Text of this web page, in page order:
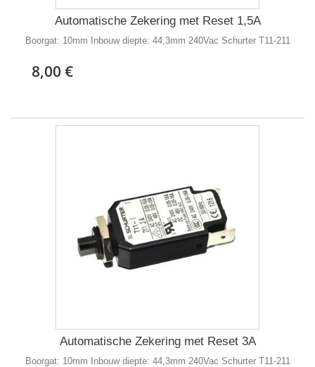
Automatische Zekering met Reset 1,5A
Boorgat: 10mm Inbouw diepte: 44,3mm 240Vac Schurter T11-211
8,00 €
Automatische Zekering met Reset 3A
Boorgat: 10mm Inbouw diepte: 44,3mm 240Vac Schurter T11-211